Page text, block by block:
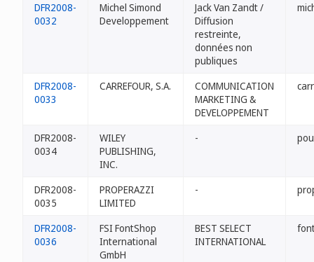
DFR2008-
0032
Michel Simond
Developpement
Jack Van Zandt /
Diffusion
restreinte,
données non
publiques
DFR2008-
0033
CARREFOUR, S.A.
COMMUNICATION
MARKETING &
DEVELOPPEMENT
DFR2008-
0034
WILEY
PUBLISHING,
INC.
-
DFR2008-
0035
PROPERAZZI
LIMITED
-
DFR2008-
0036
FSI FontShop
International
GmbH
BEST SELECT
INTERNATIONAL